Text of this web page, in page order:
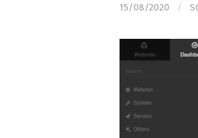
15/08/2020 /